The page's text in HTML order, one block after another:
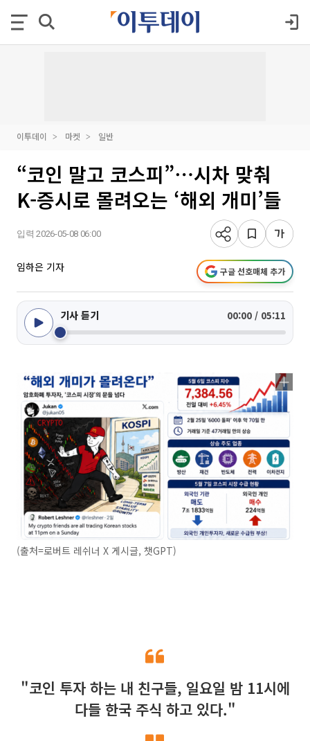
이투데이 마켓 일반
“코인 말고 코스피”⋯시차 맞춰
K-증시로 몰려오는 ‘해외 개미’들
입력 2026-05-08 06:00
임하은 기자 구글 선호매체 추가
기사 듣기 00:00 / 05:11
(출처=로버트 레쉬너 X 게시글, 챗GPT)
"코인 투자 하는 내 친구들, 일요일 밤 11시에
다들 한국 주식 하고 있다."